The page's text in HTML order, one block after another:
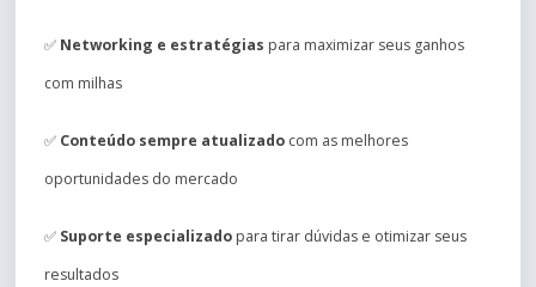
✅ Networking e estratégias para maximizar seus ganhos
com milhas
✅ Conteúdo sempre atualizado com as melhores
oportunidades do mercado
✅ Suporte especializado para tirar dúvidas e otimizar seus
resultados